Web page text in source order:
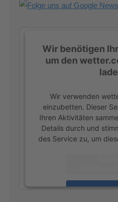
c
Wir benötigen
um den
Wir verwenden
einzubetten. Dieser
Ihren Aktivitäten
Details durch und
des Service zu, um